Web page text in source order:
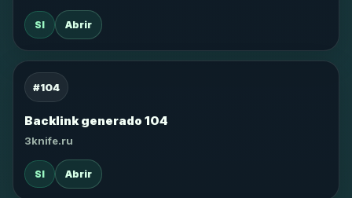
SI Abrir
#104
Backlink generado 104
3knife.ru
SI Abrir